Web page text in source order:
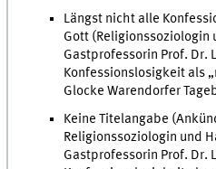
Längst nicht alle
Gott (Religionssoziologin
Gastprofessorin Prof. Dr.
Konfessionslosigkeit als
Glocke Warendorfer
Keine Titelangabe
Religionssoziologin und
Gastprofessorin Prof. Dr.